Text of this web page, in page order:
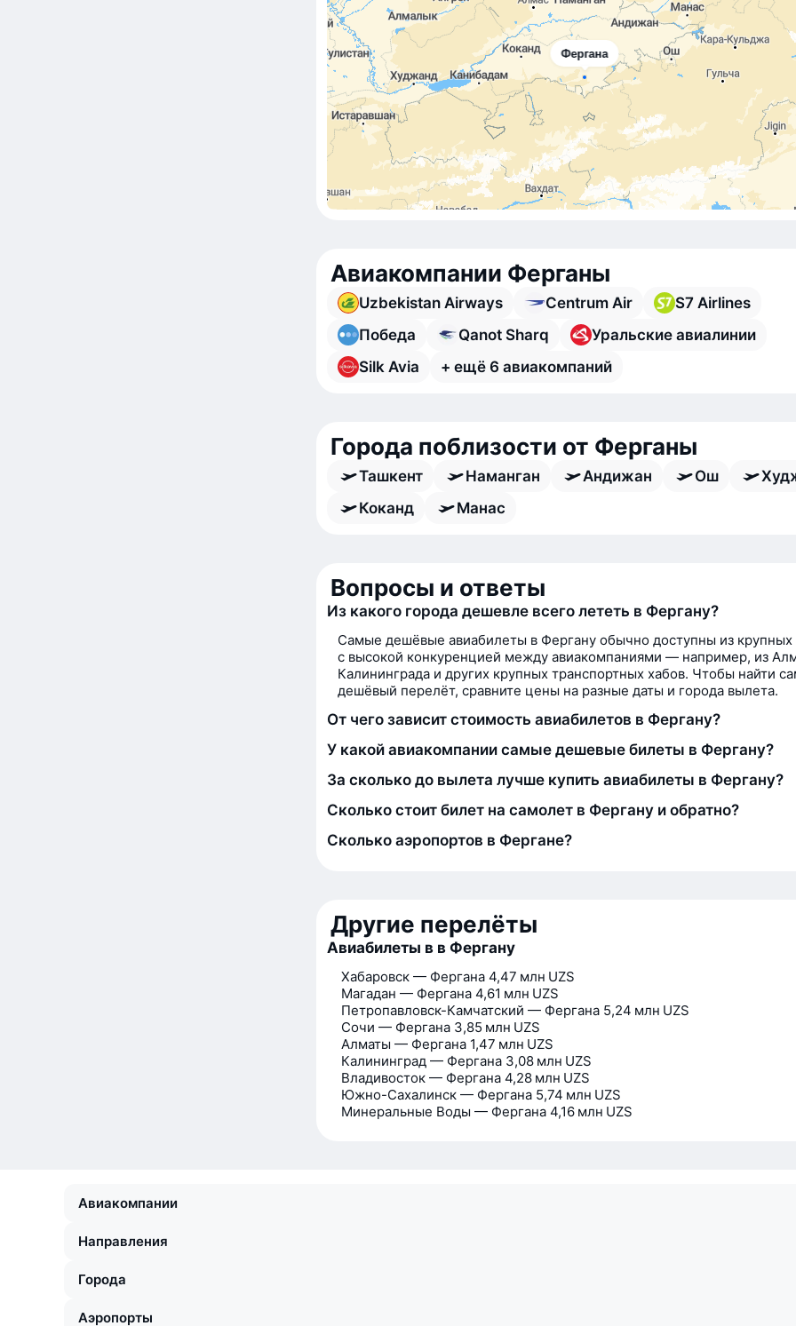
Фергана
Авиакомпании Ферганы
Uzbekistan Airways Centrum Air
S7 Airlines
Победа
Qanot Sharq
Уральские авиалинии
Silk Avia
+ ещё 6 авиакомпаний
Города поблизости от Ферганы
Ташкент Наманган Андижан Ош
Коканд
Манас
Вопросы и ответы
Из какого города дешевле всего лететь в Фергану?
Самые дешёвые авиабилеты в Фергану обычно доступны из крупных
с высокой конкуренцией между авиакомпаниями — например, из
Калининграда и других крупных транспортных хабов. Чтобы найти
дешёвый перелёт, сравните цены на разные даты и города вылета.
От чего зависит стоимость авиабилетов в Фергану?
У какой авиакомпании самые дешевые билеты в Фергану?
За сколько до вылета лучше купить авиабилеты в Фергану?
Сколько стоит билет на самолет в Фергану и обратно?
Сколько аэропортов в Фергане?
Другие перелёты
Авиабилеты в в Фергану
Хабаровск — Фергана 4,47 млн UZS
Магадан — Фергана 4,61 млн UZS
Петропавловск-Камчатский — Фергана 5,24 млн UZS
Сочи — Фергана 3,85 млн UZS
Алматы — Фергана 1,47 млн UZS
Калининград — Фергана 3,08 млн UZS
Владивосток — Фергана 4,28 млн UZS
Южно-Сахалинск — Фергана 5,74 млн UZS
Минеральные Воды — Фергана 4,16 млн UZS
Авиакомпании
Направления
Города
Аэропорты